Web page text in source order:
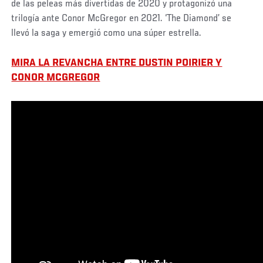
de las peleas más divertidas de 2020 y protagonizó una
trilogía ante Conor McGregor en 2021. ‘The Diamond’ se
llevó la saga y emergió como una súper estrella.
MIRA LA REVANCHA ENTRE DUSTIN POIRIER Y
CONOR MCGREGOR